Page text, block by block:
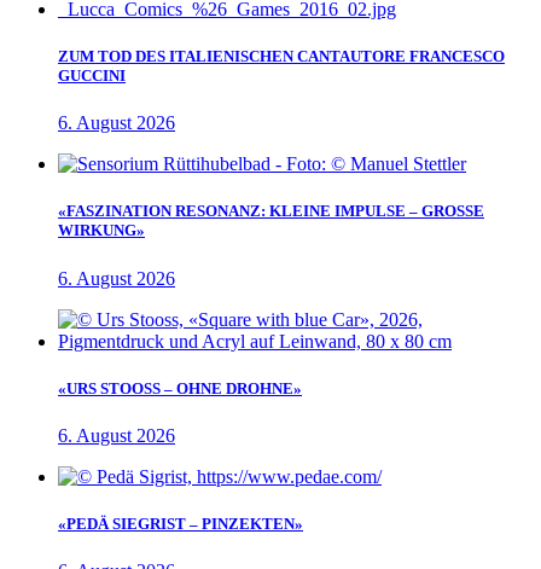
ZUM TOD DES ITALIENISCHEN CANTAUTORE FRANCESCO
GUCCINI
6. August 2026
«FASZINATION RESONANZ: KLEINE IMPULSE – GROSSE
WIRKUNG»
6. August 2026
«URS STOOSS – OHNE DROHNE»
6. August 2026
«PEDÄ SIEGRIST – PINZEKTEN»